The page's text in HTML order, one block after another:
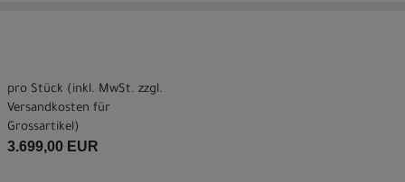
pro Stück (inkl. MwSt. zzgl.
Versandkosten für
Grossartikel )
3.699,00 EUR